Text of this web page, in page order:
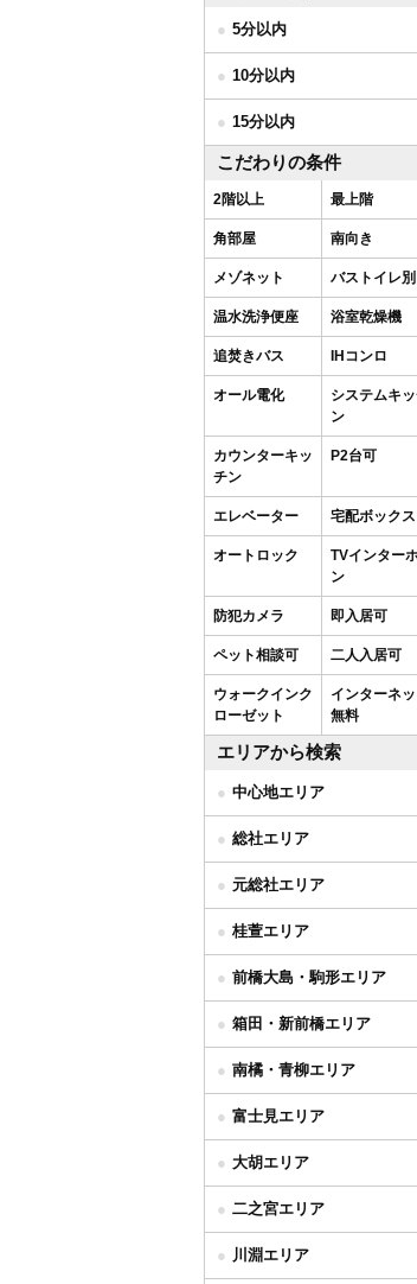
5分以内
10分以内
15分以内
こだわりの条件
2階以上 最上階
角部屋 南向き
メゾネット バストイレ別
温水洗浄便座 浴室乾燥機
追焚きバス IHコンロ
オール電化
システムキ
ン
カウンターキッ
チン
P2台可
エレベーター 宅配ボックス
オートロック
TVインター
ン
防犯カメラ 即入居可
ペット相談可 二人入居可
ウォークインク
ローゼット
インターネッ
無料
エリアから検索
中心地エリア
総社エリア
元総社エリア
桂萱エリア
前橋大島・駒形エリア
箱田・新前橋エリア
南橘・青柳エリア
富士見エリア
大胡エリア
二之宮エリア
川淵エリア